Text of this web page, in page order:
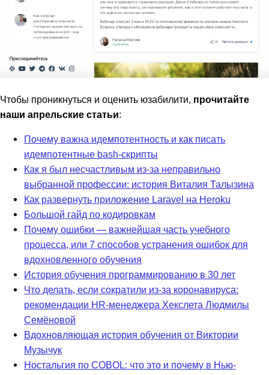
Чтобы проникнуться и оценить юзабилити, прочитайте
наши апрельские статьи:
Почему важна идемпотентность и как писать
идемпотентные bash-скрипты
Как я был несчастливым из-за неправильно
выбранной профессии: история Виталия Талызина
Как развернуть приложение Laravel на Heroku
Большой гайд по кодировкам
Почему ошибки — важнейшая часть учебного
процесса, или 7 способов устранения ошибок для
вдохновленного обучения
История обучения программированию в 30 лет
Что делать, если сократили из-за коронавируса:
рекомендации HR-менеджера Хекслета Людмилы
Семёновой
Вдохновляющая история обучения от Виктории
Музычук
Ностальгия по COBOL: что это и почему в Нью-